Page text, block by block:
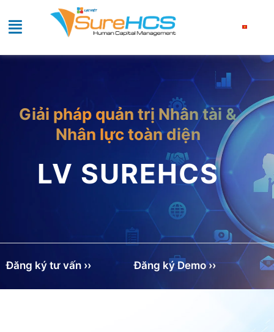
Giải pháp quản trị Nhân tài &
Nhân lực toàn diện
LV SUREHCS
Đăng ký tư vấn ›› Đăng ký Demo ››